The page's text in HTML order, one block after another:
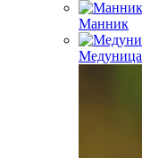
Манник
Медуница